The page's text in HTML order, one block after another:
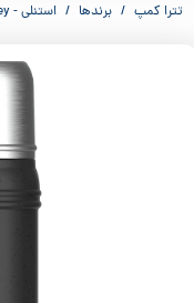
تترا کمپ برندها استنلی - Stanley